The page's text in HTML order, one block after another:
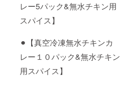
レー5パック&無水チキン用
スパイス】
⚫︎【真空冷凍無水チキンカ
レー１０パック&無水チキン
用スパイス】